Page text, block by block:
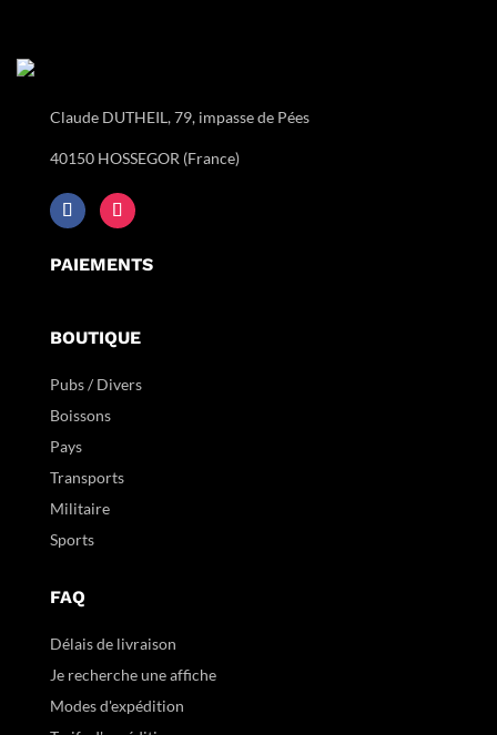
Claude DUTHEIL, 79, impasse de Pées
40150 HOSSEGOR (France)
PAIEMENTS
BOUTIQUE
Pubs / Divers
Boissons
Pays
Transports
Militaire
Sports
FAQ
Délais de livraison
Je recherche une affiche
Modes d'expédition